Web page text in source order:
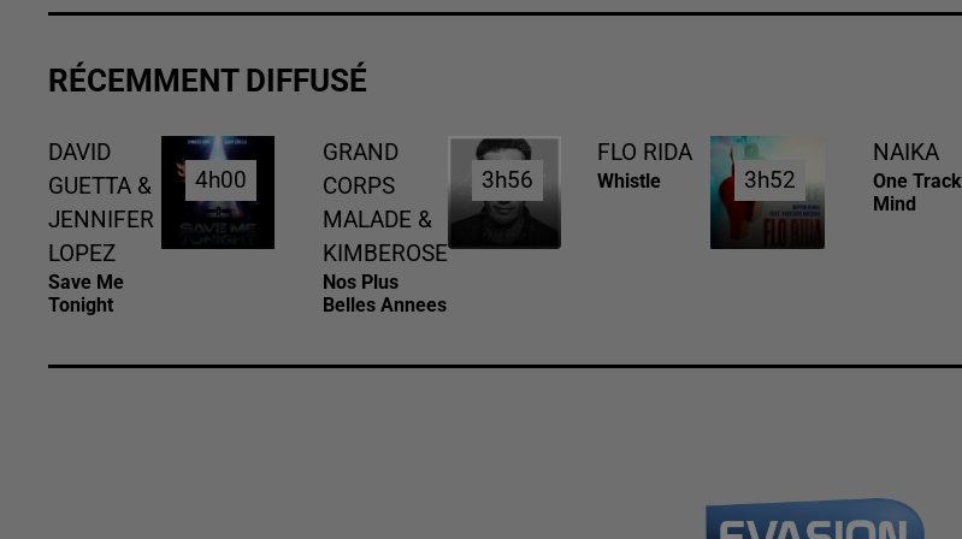
RÉCEMMENT DIFFUSÉ
DAVID
GUETTA &
JENNIFER
LOPEZ
Save Me
Tonight
4h00
4h00
GRAND
CORPS
MALADE &
KIMBEROSE
Nos Plus
Belles Annees
3h56
3h56
FLO RIDA
Whistle 3h52
3h52
NAIKA
One Track
Mind